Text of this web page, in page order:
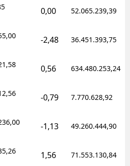
0,00 52.065.239,39
-2,48 36.451.393,75
0,56 634.480.253,24
-0,79 7.770.628,92
-1,13 49.260.444,90
1,56 71.553.130,84